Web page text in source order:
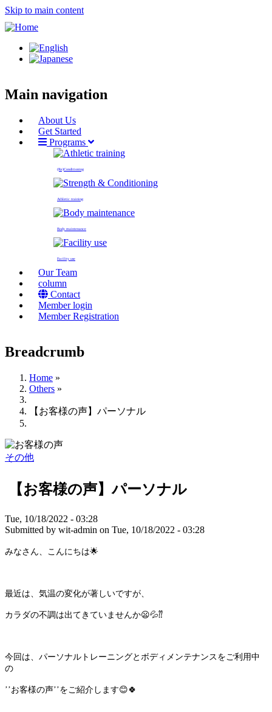
Skip to main content
Main navigation
About Us
Get Started
Programs
(Re)Conditioning
Athletic training
Body maintenance
Facility use
Our Team
column
Contact
Member login
Member Registration
Breadcrumb
Home »
Others »
【お客様の声】パーソナル
その他
【お客様の声】パーソナル
Tue, 10/18/2022 - 03:28
Submitted by wit-admin on Tue, 10/18/2022 - 03:28
みなさん、こんにちは🌟
最近は、気温の変化が著しいですが、
カラダの不調は出てきていませんか😦💦⁇
今回は、パーソナルトレーニングとボディメンテナンスをご利用中
の
’’お客様の声’’をご紹介します😊🍀